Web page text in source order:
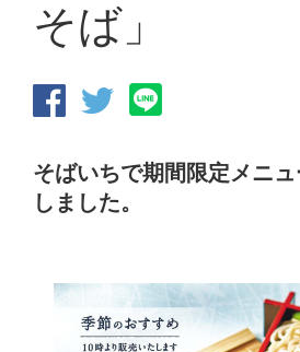
そば」
そばいちで期間限定メニ
しました。